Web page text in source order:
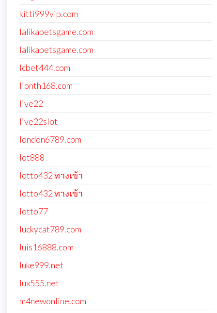
kitti999vip.com
lalikabetsgame.com
lalikabetsgame.com
lcbet444.com
lionth168.com
live22
live22slot
london6789.com
lot888
lotto432 ทางเข้า
lotto432 ทางเข้า
lotto77
luckycat789.com
luis16888.com
luke999.net
lux555.net
m4newonline.com